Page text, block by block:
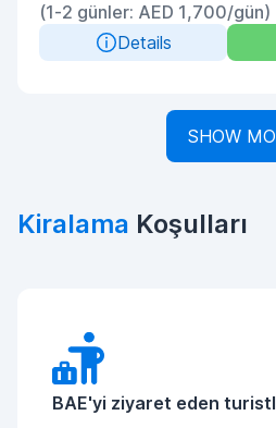
(1-2 günler: AED 1,700/gün)
Details
SHOW
Kiralama Koşulları
BAE'yi ziyaret eden